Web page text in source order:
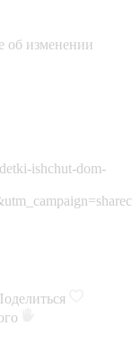
об изменении
ishchut-dom-